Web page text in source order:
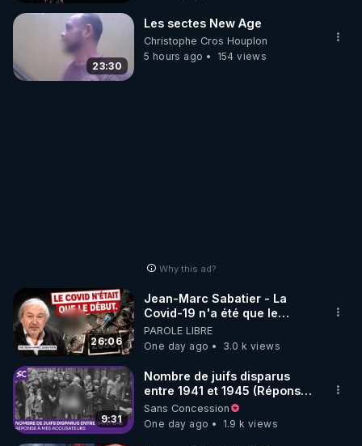
23:30
Les sectes New Age
Christophe Cros Houplon
5 hours ago
154 views
Why this ad?
26:06
Jean-Marc Sabatier - La
Covid-19 n'a été que le
début - L'ARNm & l'ARNm-aa
jusqu où auront-t-il ?
PAROLE LIBRE
One day ago
3.0 k views
9:31
Nombre de juifs disparus
entre 1941 et 1945 (Réponse
à mes accusateurs)
Sans Concession
One day ago
1.9 k views